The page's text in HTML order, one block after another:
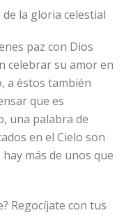
la gloria celestial
paz con Dios
celebrar su amor en
a éstos también
que es
una palabra de
en el Cielo son
más de unos que
Regocíjate con tus